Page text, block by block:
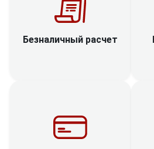
Безналичный расчет